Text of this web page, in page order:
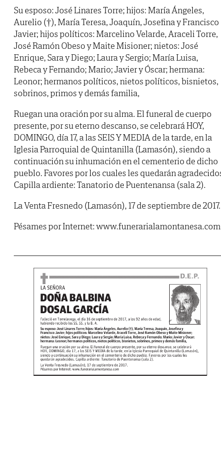
Su esposo: José Linares Torre; hijos: María Ángeles,
Aurelio (†), María Teresa, Joaquín, Josefina y Francisco
Javier; hijos políticos: Marcelino Velarde, Araceli Torre,
José Ramón Obeso y Maite Misioner; nietos: José
Enrique, Sara y Diego; Laura y Sergio; María Luisa,
Rebeca y Fernando; Mario; Javier y Óscar; hermana:
Leonor; hermanos políticos, nietos políticos, bisnietos,
sobrinos, primos y demás familia,
Ruegan una oración por su alma. El funeral de cuerpo
presente, por su eterno descanso, se celebrará HOY,
DOMINGO, día 17, a las SEIS Y MEDIA de la tarde, en la
Iglesia Parroquial de Quintanilla (Lamasón), siendo a
continuación su inhumación en el cementerio de dicho
pueblo. Favores por los cuales les quedarán
Capilla ardiente: Tanatorio de Puentenansa (sala 2).
La Venta Fresnedo (Lamasón), 17 de septiembre de 2017.
Pésames por Internet: www.funerarialamontanesa.com